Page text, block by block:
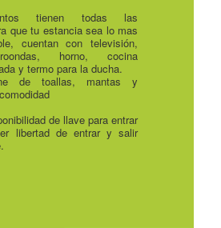
tienen todas las
que tu estancia sea lo mas
cuentan con televisión,
horno, cocina
y termo para la ducha.
de toallas, mantas y
de llave para entrar
libertad de entrar y salir